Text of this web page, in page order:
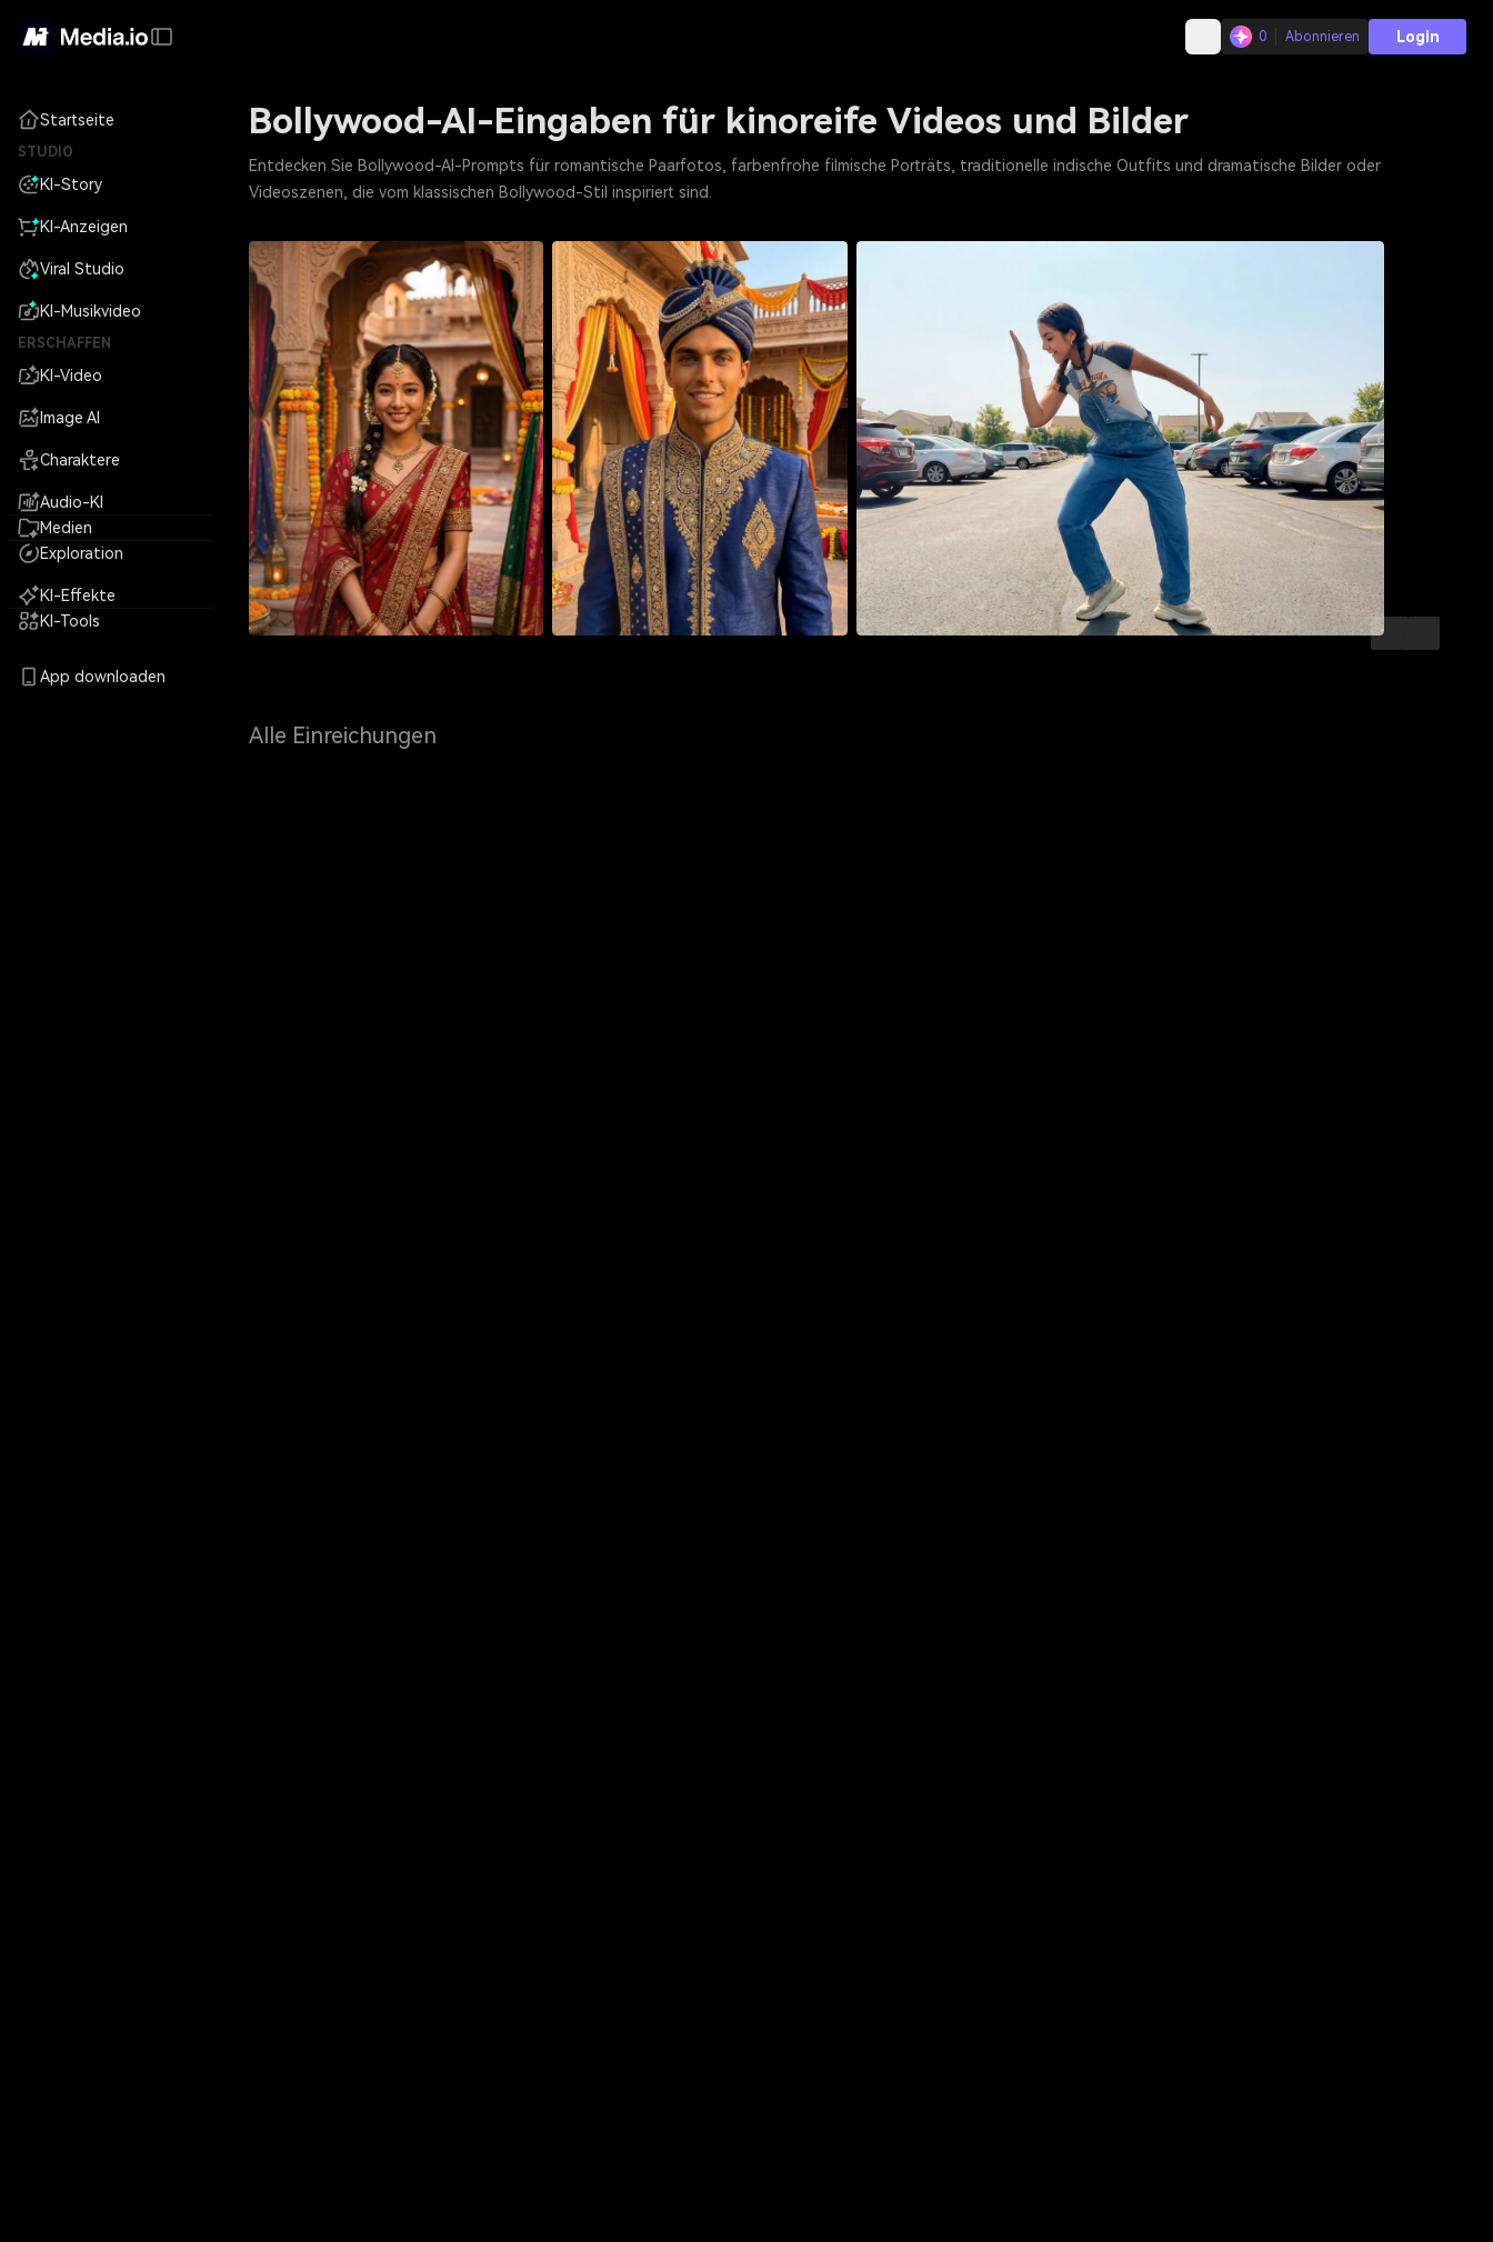
0 Abonnieren Login
Startseite
STUDIO
KI-Story
KI-Anzeigen
Viral Studio
KI-Musikvideo
ERSCHAFFEN
KI-Video
Image AI
Charaktere
Audio-KI
Medien
Exploration
KI-Effekte
KI-Tools
App downloaden
Bollywood-AI-Eingaben für kinoreife Videos und Bilder
Entdecken Sie Bollywood-AI-Prompts für romantische Paarfotos, farbenfrohe filmische Porträts, traditionelle indische Outfits und dramatische Bilder oder
Videoszenen, die vom klassischen Bollywood-Stil inspiriert sind.
Alle Einreichungen